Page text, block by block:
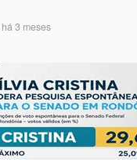
há 3 meses